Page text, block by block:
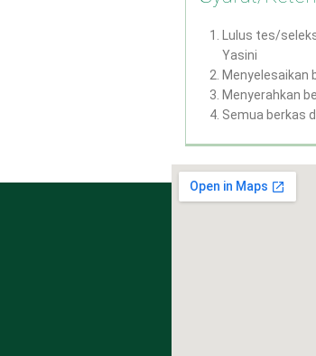
Lulus tes/
Yasini
Menyelesaikan
Menyerahkan
Semua berkas